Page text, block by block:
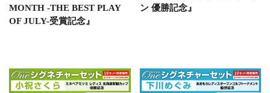
MONTH -THE BEST PLAY
OF JULY-受賞記念』
ン 優勝記念』